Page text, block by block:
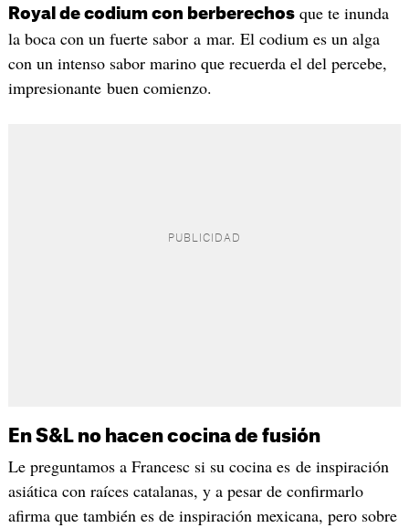
Royal de codium con berberechosque te inunda
la boca con un fuerte sabor a mar. El codium es un alga
con un intenso sabor marino que recuerda el del percebe,
impresionante buen comienzo.
En S&L no hacen cocina de fusión
Le preguntamos a Francesc si su cocina es de inspiración
asiática con raíces catalanas, y a pesar de confirmarlo
afirma que también es de inspiración mexicana, pero sobre